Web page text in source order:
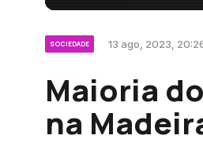
SOCIEDADE 13 ago, 2023,
Maioria
na